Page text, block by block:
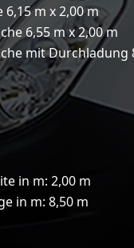
m x 2,00 m
6,55 m x 2,00 m
mit Durchladung
in m: 2,00 m
in m: 8,50 m